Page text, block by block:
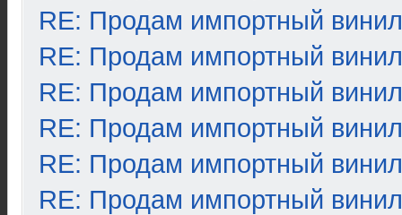
RE: Продам импортный винил
RE: Продам импортный винил
RE: Продам импортный винил
RE: Продам импортный винил
RE: Продам импортный винил
RE: Продам импортный винил